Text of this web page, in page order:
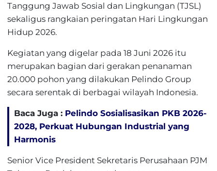
Tanggung Jawab Sosial dan Lingkungan (TJSL)
sekaligus rangkaian peringatan Hari Lingkungan
Hidup 2026.
Kegiatan yang digelar pada 18 Juni 2026 itu
merupakan bagian dari gerakan penanaman
20.000 pohon yang dilakukan Pelindo Group
secara serentak di berbagai wilayah Indonesia.
Baca Juga : Pelindo Sosialisasikan PKB 2026-
2028, Perkuat Hubungan Industrial yang
Harmonis
Senior Vice President Sekretaris Perusahaan PJM